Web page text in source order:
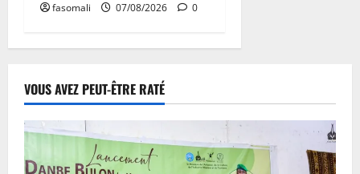
fasomali 07/08/2026 0
VOUS AVEZ PEUT-ÊTRE RATÉ